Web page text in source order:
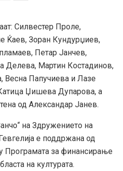
Силвестер Проле,
Ќаев, Зоран Кундурџиев,
Петар Јанчев,
Делева, Мартин Костадинов,
Весна Папучиева и Лазе
Џишева Дупарова, а
од Александар Јанев.
на Здружението на
е поддржана од
Програмата за финансирање
на културата.